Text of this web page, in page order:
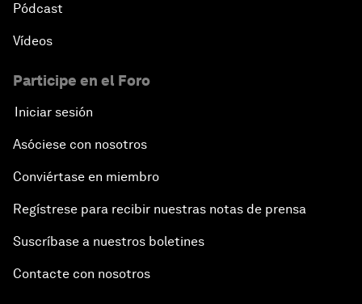
Pódcast
Vídeos
Participe en el Foro
Iniciar sesión
Asóciese con nosotros
Conviértase en miembro
Regístrese para recibir nuestras notas de prensa
Suscríbase a nuestros boletines
Contacte con nosotros